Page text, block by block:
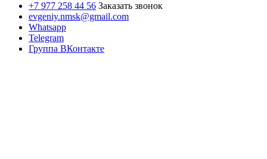
+7 977 258 44 56 Заказать звонок
evgeniy.nmsk@gmail.com
Whatsapp
Telegram
Группа ВКонтакте